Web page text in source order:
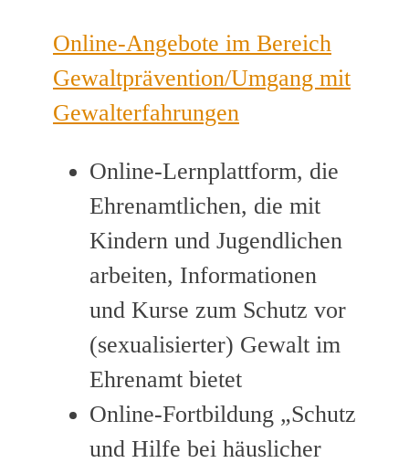
Online-Angebote im Bereich
Gewaltprävention/Umgang mit
Gewalterfahrungen
Online-Lernplattform, die
Ehrenamtlichen, die mit
Kindern und Jugendlichen
arbeiten, Informationen
und Kurse zum Schutz vor
(sexualisierter) Gewalt im
Ehrenamt bietet
Online-Fortbildung „Schutz
und Hilfe bei häuslicher